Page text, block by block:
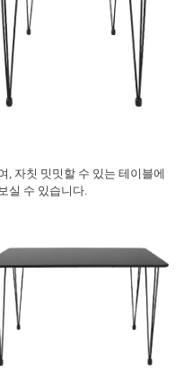
, 자칫 밋밋할 수 있는 테이블에
실 수 있습니다.